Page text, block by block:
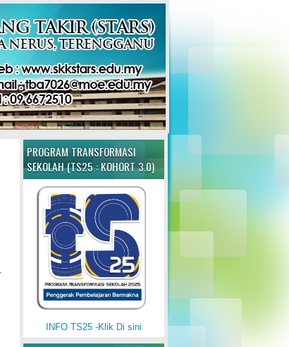
PROGRAM TRANSFORMASI
SEKOLAH (TS25 : KOHORT 3.0)
INFO TS25 -Klik Di sini